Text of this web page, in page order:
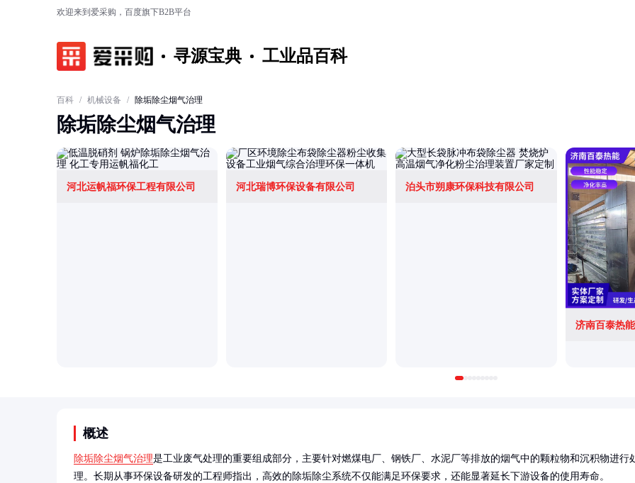
欢迎来到爱采购，百度旗下B2B平台
寻源宝典 工业品百科
百科 / 机械设备 / 除垢除尘烟气治理
除垢除尘烟气治理
河北运帆福环保工程有限公司 河北瑞博环保设备有限公司 泊头市朔康环保科技有限公司
济南百泰热
概述
除垢除尘烟气治理是工业废气处理的重要组成部分，主要针对燃煤电厂、钢铁厂、水泥厂等排放的烟气中的颗粒物和沉积物进行
理。长期从事环保设备研发的工程师指出，高效的除垢除尘系统不仅能满足环保要求，还能显著延长下游设备的使用寿命。